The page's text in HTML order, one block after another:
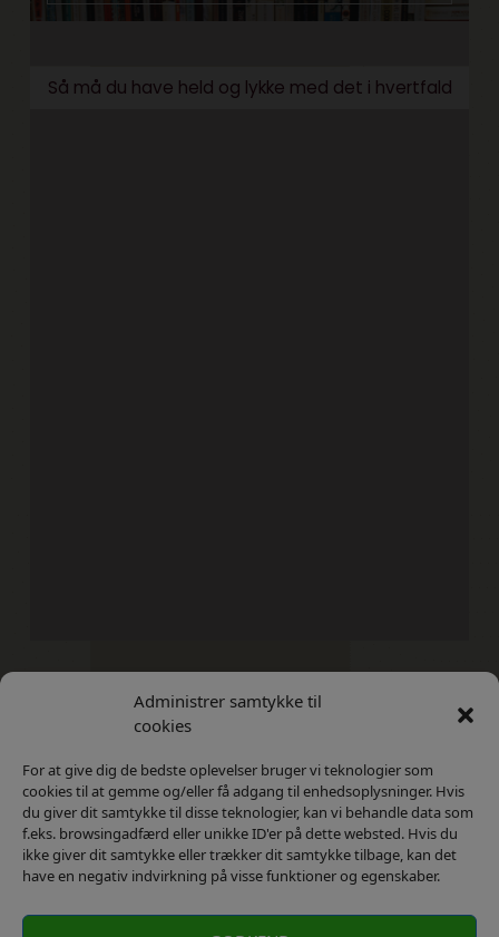
Administrer samtykke til
cookies
For at give dig de bedste oplevelser bruger vi teknologier som
cookies til at gemme og/eller få adgang til enhedsoplysninger. Hvis
du giver dit samtykke til disse teknologier, kan vi behandle data som
f.eks. browsingadfærd eller unikke ID'er på dette websted. Hvis du
ikke giver dit samtykke eller trækker dit samtykke tilbage, kan det
have en negativ indvirkning på visse funktioner og egenskaber.
Så må du have held og lykke med det i hvertfald
Kontakt